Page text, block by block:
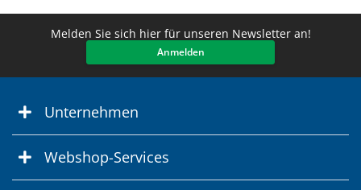
Melden Sie sich hier für unseren Newsletter an!
Anmelden
Unternehmen
Webshop-Services